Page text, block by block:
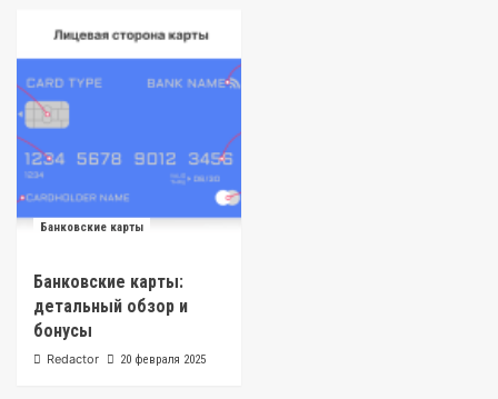
Банковские карты
Банковские карты:
детальный обзор и
бонусы
Redactor 20 февраля 2025